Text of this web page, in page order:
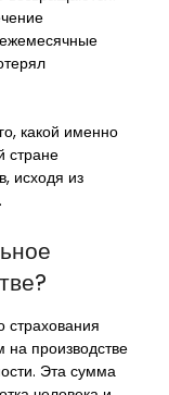
какой именно
стране
исходя из
производстве
Эта сумма